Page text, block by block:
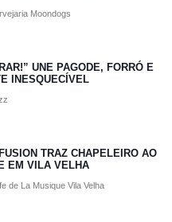
Moondogs
UNE PAGODE, FORRÓ E
INESQUECÍVEL
TRAZ CHAPELEIRO AO
EM VILA VELHA
de La Musique Vila Velha